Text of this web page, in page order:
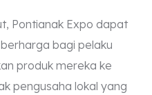
Pontianak Expo dapat
bagi pelaku
produk mereka ke
pengusaha lokal yang